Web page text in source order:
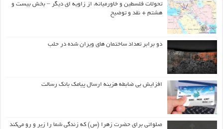
تحولات فلسطین و خاورمیانه، از زاویه ای دیگر – بخش بیست و
هشتم + نقد و توضیح
دو برابر تعداد ساختمان های ویران شده در حلب
افزایش بی ضابطه هزینه ارسال پیامک بانک رسالت
صلواتی برای حضرت زهرا (س) که زندگی شما را زیر و رو می‌کند